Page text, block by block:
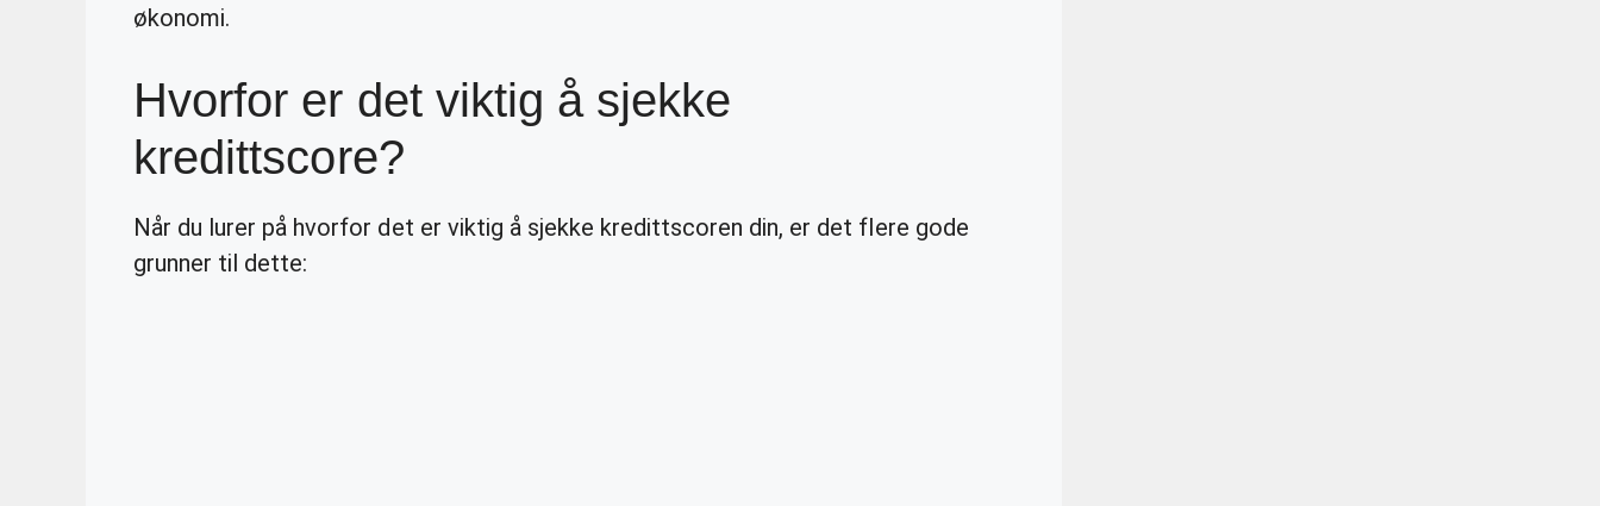
økonomi.
Hvorfor er det viktig å sjekke
kredittscore?
Når du lurer på hvorfor det er viktig å sjekke kredittscoren din, er det flere gode
grunner til dette: